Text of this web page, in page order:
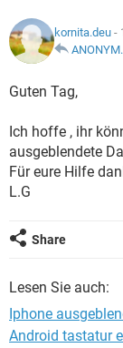
kornita.deu -
Guten Tag,
Ich hoffe , ihr
ausgeblendete
Für eure Hilfe
L.G
Share
Lesen Sie auch:
Iphone
Android tastatur